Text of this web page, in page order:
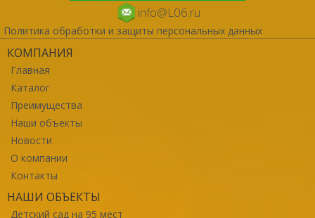
info@L06.ru
Политика обработки и защиты персональных данных
КОМПАНИЯ
Главная
Каталог
Преимущества
Наши объекты
Новости
О компании
Контакты
НАШИ ОБЪЕКТЫ
Детский сад на 95 мест